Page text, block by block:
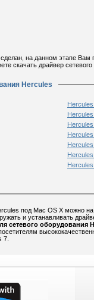
на данном этапе
скачать драйвер
Hercules
под Mac OS X можно
и устанавливать
сетевого оборудования
7.